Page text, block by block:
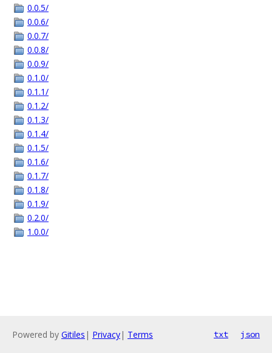
0.0.5/
0.0.6/
0.0.7/
0.0.8/
0.0.9/
0.1.0/
0.1.1/
0.1.2/
0.1.3/
0.1.4/
0.1.5/
0.1.6/
0.1.7/
0.1.8/
0.1.9/
0.2.0/
1.0.0/
Powered by Gitiles | Privacy| Terms txt json